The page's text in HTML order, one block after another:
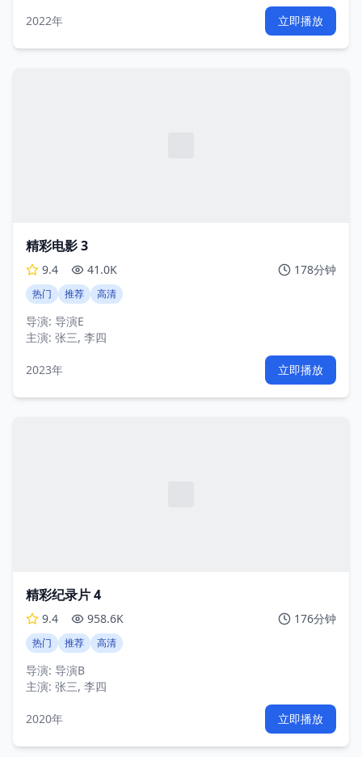
2022年 立即播放
精彩电影 3
9.4 41.0K 178分钟
热门 推荐 高清
导演: 导演E
主演: 张三, 李四
2023年 立即播放
精彩纪录片 4
9.4 958.6K 176分钟
热门 推荐 高清
导演: 导演B
主演: 张三, 李四
2020年 立即播放